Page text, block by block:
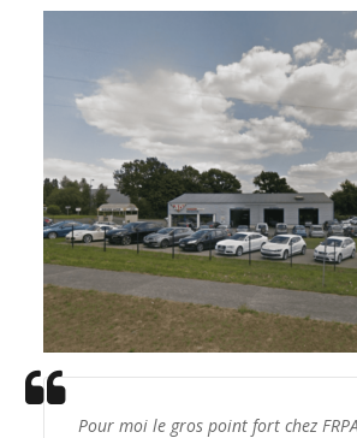
Pour moi le gros point fort chez